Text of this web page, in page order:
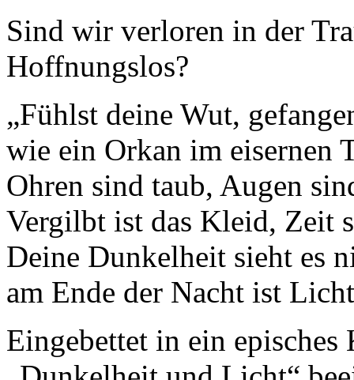
Sind wir verloren in der
Hoffnungslos?
„Fühlst deine Wut,
wie ein Orkan im eisernen
Ohren sind taub, Augen
Vergilbt ist das Kleid, Zeit
Deine Dunkelheit sieht es
am Ende der Nacht ist
Eingebettet in ein